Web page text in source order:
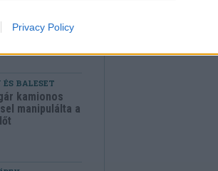
Privacy Policy
BALESET
kamionos
manipulálta a